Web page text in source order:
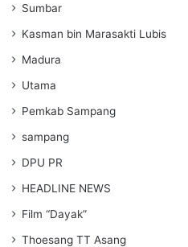
Sumbar
Kasman bin Marasakti Lubis
Madura
Utama
Pemkab Sampang
sampang
DPU PR
HEADLINE NEWS
Film “Dayak”
Thoesang TT Asang